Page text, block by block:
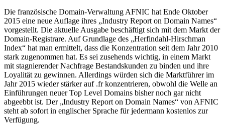
Die französische Domain-Verwaltung AFNIC hat Ende Oktober
2015 eine neue Auflage ihres „Industry Report on Domain Names“
vorgestellt. Die aktuelle Ausgabe beschäftigt sich mit dem Markt der
Domain-Registrare. Auf Grundlage des „Herfindahl-Hirschman
Index“ hat man ermittelt, dass die Konzentration seit dem Jahr 2010
stark zugenommen hat. Es sei zusehends wichtig, in einem Markt
mit stagnierender Nachfrage Bestandskunden zu binden und ihre
Loyalität zu gewinnen. Allerdings würden sich die Marktführer im
Jahr 2015 wieder stärker auf .fr konzentrieren, obwohl die Welle an
Einführungen neuer Top Level Domains bisher noch gar nicht
abgeebbt ist. Der „Industry Report on Domain Names“ von AFNIC
steht ab sofort in englischer Sprache für jedermann kostenlos zur
Verfügung.